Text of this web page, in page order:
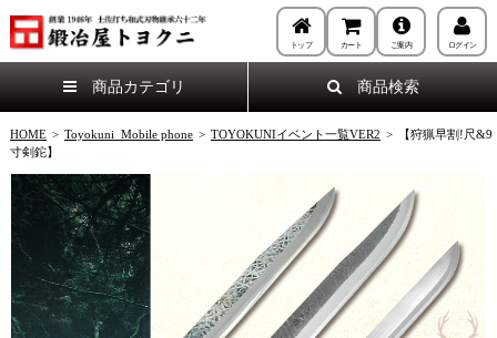
トップ カート ご案内 ログイン
商品カテゴリ 商品検索
HOME > Toyokuni_Mobile phone > TOYOKUNIイベント一覧VER2 >
【狩猟早割!尺&9
寸剣鉈】